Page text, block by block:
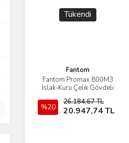
Tükendi
Fantom
Fantom Promax 800M3
Islak-Kuru Çelik Gövdeli
Süpürge
%20
26.184,67 TL
20.947,74 TL
İncele
Stokta Yok